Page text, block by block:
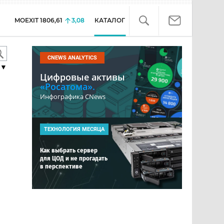
MOEXIT 1806,61 3,08 КАТАЛОГ
CNEWS ANALYTICS
Цифровые активы
«Росатома».
Инфографика CNews
ТЕХНОЛОГИЯ МЕСЯЦА
Как выбрать сервер
для ЦОД и не прогадать
в перспективе